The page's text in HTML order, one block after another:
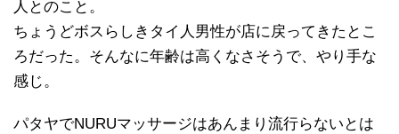
人とのこと。
ちょうどボスらしきタイ人男性が店に戻ってきたとこ
ろだった。そんなに年齢は高くなさそうで、やり手な
感じ。
パタヤでNURUマッサージはあんまり流行らないとは